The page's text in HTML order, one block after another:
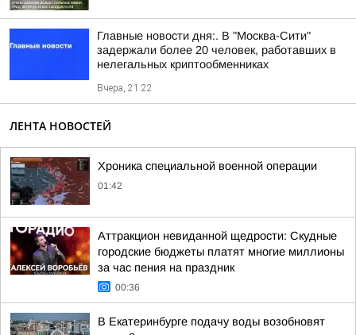
Главные новости дня:. В "Москва-Сити"
задержали более 20 человек, работавших в
нелегальных криптообменниках
Вчера, 21:22
ЛЕНТА НОВОСТЕЙ
Хроника специальной военной операции
01:42
Аттракцион невиданной щедрости: Скудные
городские бюджеты платят многие миллионы
за час пения на праздник
00:36
В Екатеринбурге подачу воды возобновят